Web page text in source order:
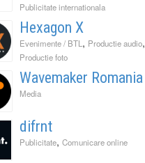
Publicitate internationala
Hexagon X
Evenimente / BTL , Productie audio,
Productie foto
Wavemaker Romania
Media
difrnt
Publicitate, Comunicare online